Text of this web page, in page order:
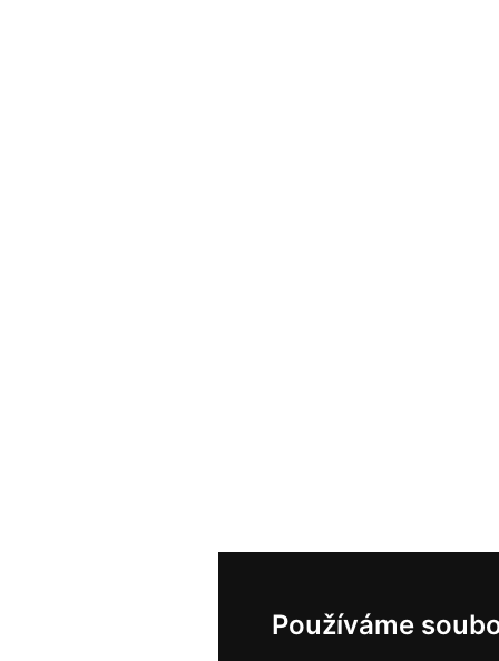
Používáme